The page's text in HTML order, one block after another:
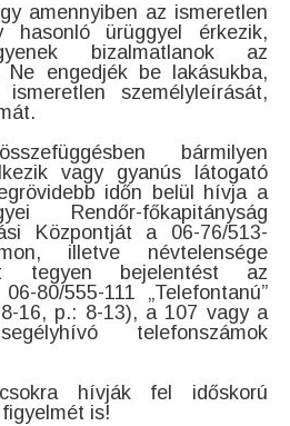
amennyiben az ismeretlen
hasonló ürüggyel érkezik,
bizalmatlanok az
Ne engedjék be lakásukba,
személyleírását,
bármilyen
vagy gyanús látogató
időn belül hívja a
Rendőr-főkapitányság
Központját a 06-76/513-
illetve névtelensége
tegyen bejelentést az
80/555-111 „Telefontanú”
16, p.: 8-13), a 107 vagy a
telefonszámok
hívják fel időskorú
is!